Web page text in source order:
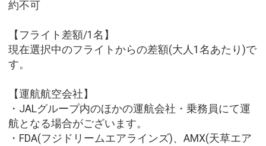
約不可
【フライト差額/1名】
現在選択中のフライトからの差額(大人1名あたり)で
す。
【運航航空会社】
・JALグループ内のほかの運航会社・乗務員にて運
航となる場合がございます。
・FDA(フジドリームエアラインズ)、AMX(天草エア